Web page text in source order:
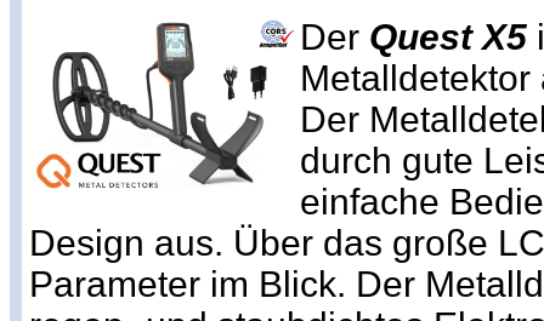
Der Quest X5
Der
durch gute
einfache
Design aus. Über das große
Parameter im Blick. Der